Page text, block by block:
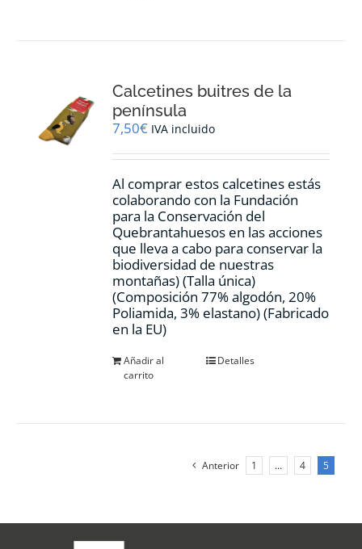
Calcetines buitres de la
península
7,50€ IVA incluido
Al comprar estos calcetines estás
colaborando con la Fundación
para la Conservación del
Quebrantahuesos en las acciones
que lleva a cabo para conservar la
biodiversidad de nuestras
montañas) (Talla única)
(Composición 77% algodón, 20%
Poliamida, 3% elastano) (Fabricado
en la EU)
Añadir al
carrito
Detalles
Anterior 1 … 4 5